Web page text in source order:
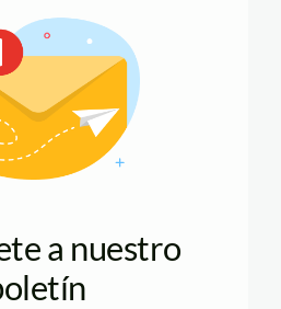
a nuestro